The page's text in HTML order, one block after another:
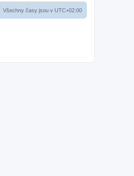
Všechny časy jsou v UTC+02:00